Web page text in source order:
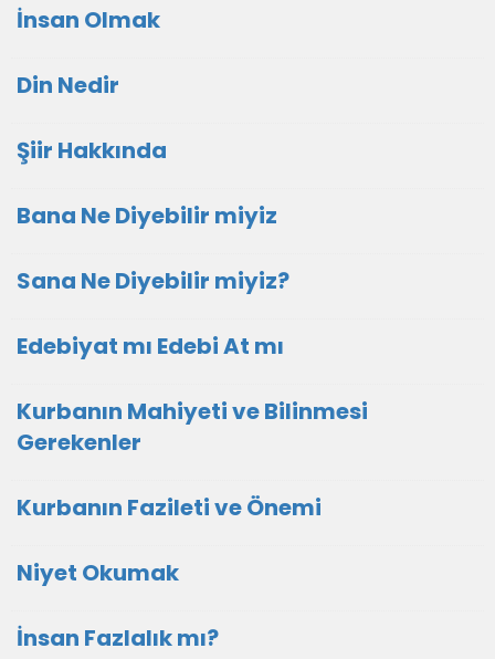
İnsan Olmak
Din Nedir
Şiir Hakkında
Bana Ne Diyebilir miyiz
Sana Ne Diyebilir miyiz?
Edebiyat mı Edebi At mı
Kurbanın Mahiyeti ve Bilinmesi
Gerekenler
Kurbanın Fazileti ve Önemi
Niyet Okumak
İnsan Fazlalık mı?